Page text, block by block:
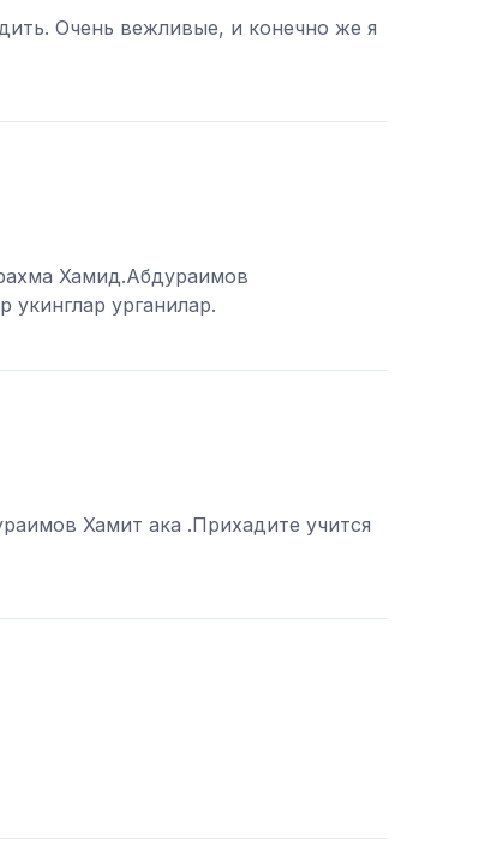
Очень вежливые, и конечно же я
Хамид.Абдураимов
укинглар урганилар.
Хамит ака .Прихадите учится